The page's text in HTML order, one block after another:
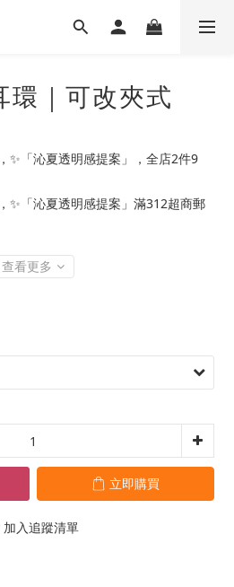
環｜可改夾式
✨「沁夏透明感提案」，全店2件9
✨「沁夏透明感提案」滿312超商郵
查看更多
立即購買
加入追蹤清單